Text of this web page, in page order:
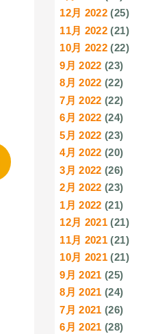
12月 2022 (25)
11月 2022 (21)
10月 2022 (22)
9月 2022 (23)
8月 2022 (22)
7月 2022 (22)
6月 2022 (24)
5月 2022 (23)
4月 2022 (20)
3月 2022 (26)
2月 2022 (23)
1月 2022 (21)
12月 2021 (21)
11月 2021 (21)
10月 2021 (21)
9月 2021 (25)
8月 2021 (24)
7月 2021 (26)
6月 2021 (28)